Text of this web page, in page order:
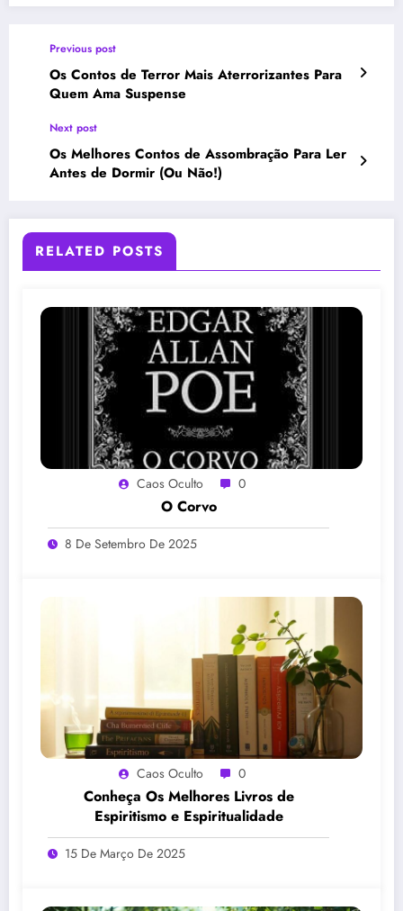
Previous post
Os Contos de Terror Mais Aterrorizantes Para
Quem Ama Suspense
Next post
Os Melhores Contos de Assombração Para Ler
Antes de Dormir (Ou Não!)
RELATED POSTS
Caos Oculto 0
O Corvo
8 De Setembro De 2025
Caos Oculto 0
Conheça Os Melhores Livros de
Espiritismo e Espiritualidade
15 De Março De 2025